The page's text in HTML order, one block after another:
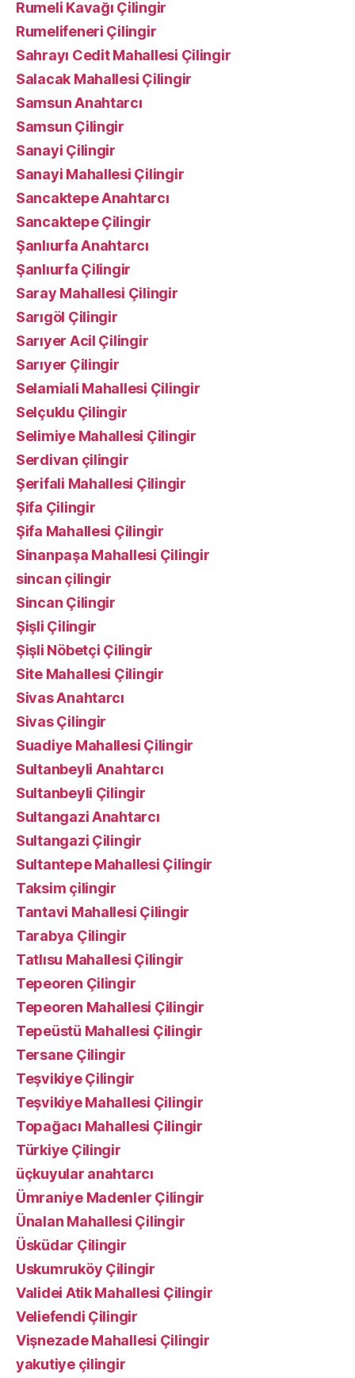
Rumeli Kavağı Çilingir
Rumelifeneri Çilingir
Sahrayı Cedit Mahallesi Çilingir
Salacak Mahallesi Çilingir
Samsun Anahtarcı
Samsun Çilingir
Sanayi Çilingir
Sanayi Mahallesi Çilingir
Sancaktepe Anahtarcı
Sancaktepe Çilingir
Şanlıurfa Anahtarcı
Şanlıurfa Çilingir
Saray Mahallesi Çilingir
Sarıgöl Çilingir
Sarıyer Acil Çilingir
Sarıyer Çilingir
Selamiali Mahallesi Çilingir
Selçuklu Çilingir
Selimiye Mahallesi Çilingir
Serdivan çilingir
Şerifali Mahallesi Çilingir
Şifa Çilingir
Şifa Mahallesi Çilingir
Sinanpaşa Mahallesi Çilingir
sincan çilingir
Sincan Çilingir
Şişli Çilingir
Şişli Nöbetçi Çilingir
Site Mahallesi Çilingir
Sivas Anahtarcı
Sivas Çilingir
Suadiye Mahallesi Çilingir
Sultanbeyli Anahtarcı
Sultanbeyli Çilingir
Sultangazi Anahtarcı
Sultangazi Çilingir
Sultantepe Mahallesi Çilingir
Taksim çilingir
Tantavi Mahallesi Çilingir
Tarabya Çilingir
Tatlısu Mahallesi Çilingir
Tepeoren Çilingir
Tepeoren Mahallesi Çilingir
Tepeüstü Mahallesi Çilingir
Tersane Çilingir
Teşvikiye Çilingir
Teşvikiye Mahallesi Çilingir
Topağacı Mahallesi Çilingir
Türkiye Çilingir
üçkuyular anahtarcı
Ümraniye Madenler Çilingir
Ünalan Mahallesi Çilingir
Üsküdar Çilingir
Uskumruköy Çilingir
Validei Atik Mahallesi Çilingir
Veliefendi Çilingir
Vişnezade Mahallesi Çilingir
yakutiye çilingir